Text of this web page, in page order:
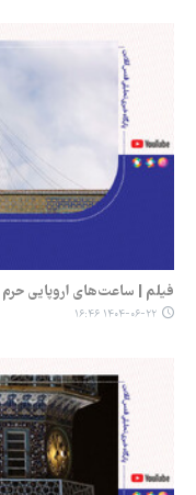
فیلم | ساعت‌های اروپایی حرم
۱۴۰۴-۰۶-۲۲ ۱۶:۴۶